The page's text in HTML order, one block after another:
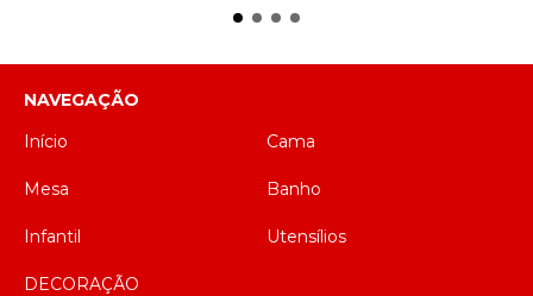
NAVEGAÇÃO
Início
Cama
Mesa Banho
Infantil Utensílios
DECORAÇÃO